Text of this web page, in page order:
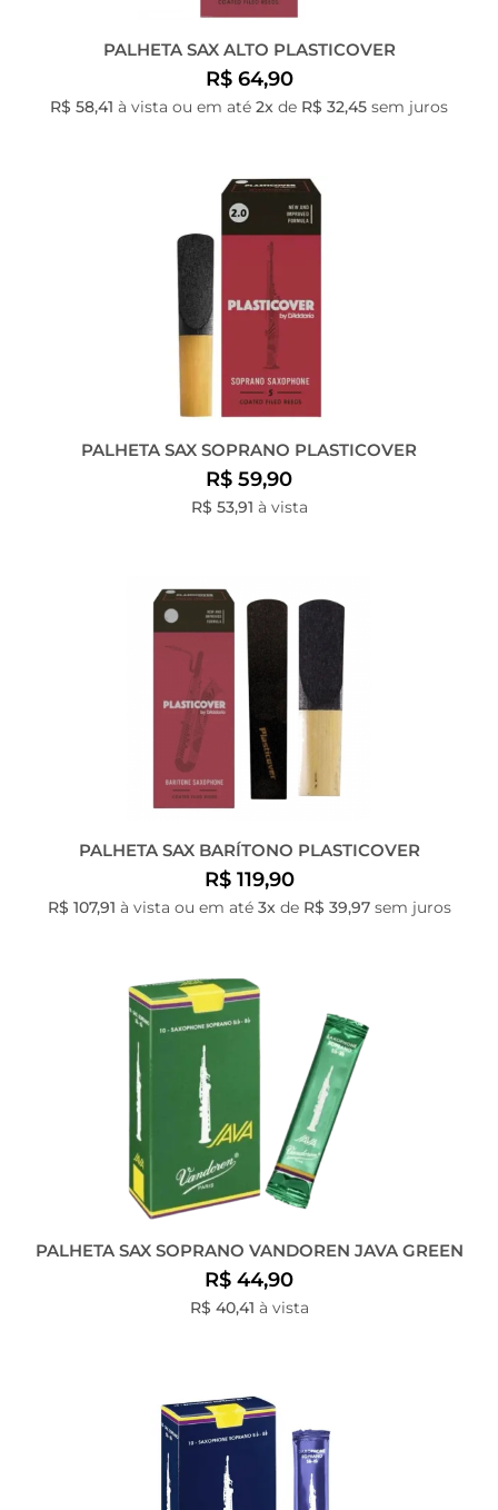
PALHETA SAX ALTO PLASTICOVER
R$ 64,90
R$ 58,41 à vista ou em até 2x de R$ 32,45 sem juros
PALHETA SAX SOPRANO PLASTICOVER
R$ 59,90
R$ 53,91 à vista
PALHETA SAX BARÍTONO PLASTICOVER
R$ 119,90
R$ 107,91 à vista ou em até 3xde R$ 39,97sem juros
PALHETA SAX SOPRANO VANDOREN JAVA GREEN
R$ 44,90
R$ 40,41 à vista